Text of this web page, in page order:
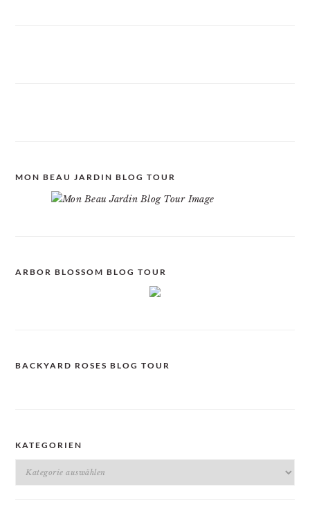
MON BEAU JARDIN BLOG TOUR
ARBOR BLOSSOM BLOG TOUR
BACKYARD ROSES BLOG TOUR
KATEGORIEN
Kategorien